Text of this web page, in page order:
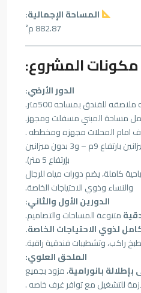
المساحة الإجمالية:
882.87 م²
مكونات المشروع:
الدور الأرضي:
للفندق بمساحه 500متر.
مساحة المبني مسفلت ومجهز.
امام المحلات مجهزه ومخططه .
(4 منها بميزانين بارتفاع 9م – و3 بدون ميزانين
بإرتفاع 5 متر).
كاملة، يضم دورات مياه للرجال
والنساء وذوي الاحتياجات الخاصة.
الدورين الأول والثاني:
متنوعة المساحات والتصاميم.
لذوي الاحتياجات الخاصة.
راكب، وتشطيبات فندقية راقية.
الملحق العلوي:
بانورامية، مزود بجميع
للتشغيل مع توافر غرف خاصه .